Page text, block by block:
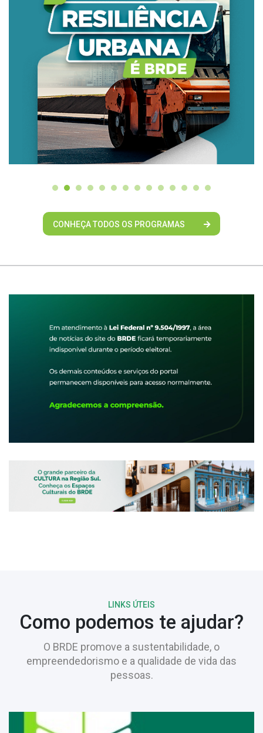
CONHEÇA TODOS OS PROGRAMAS
LINKS ÚTEIS
Como podemos te ajudar?
O BRDE promove a sustentabilidade, o
empreendedorismo e a qualidade de vida das
pessoas.